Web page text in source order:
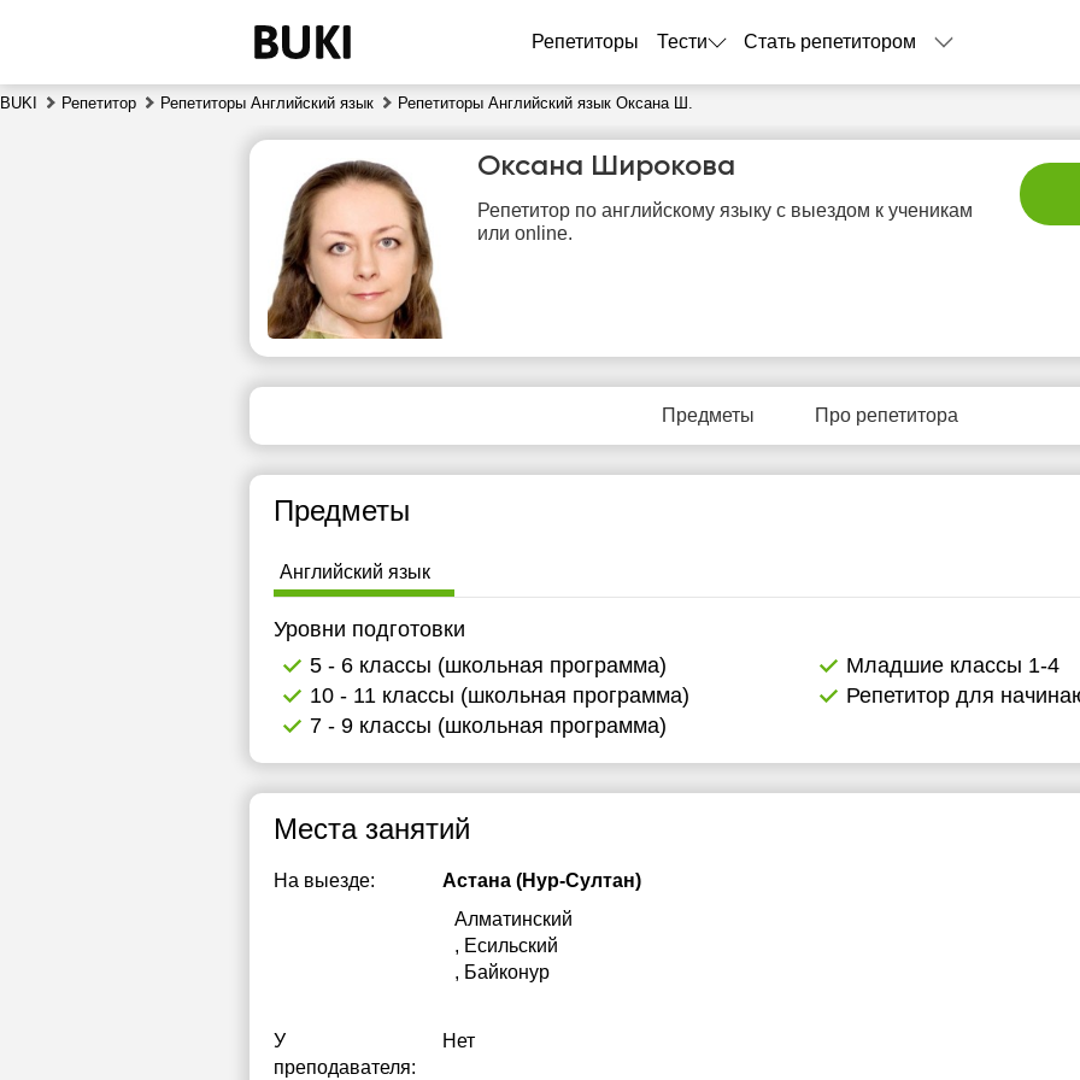
Репетиторы Тести Стать репетитором
BUKI Репетитор Репетиторы Английский язык Репетиторы Английский язык Оксана Ш.
Оксана Широкова
Репетитор по английскому языку с выездом к ученикам
или online.
Предметы Про репетитора
Предметы
Английский язык
Уровни подготовки
5 - 6 классы (школьная программа)
Младшие классы 1-4
10 - 11 классы (школьная программа)
Репетитор для
7 - 9 классы (школьная программа)
Места занятий
На выезде:
Астана (Нур-Султан)
Алматинский
, Есильский
, Байконур
У
преподавателя:
Нет
пт
7
8
9
10
11
свободных
Нет
свободных
Нет
свободных
Нет
свободных